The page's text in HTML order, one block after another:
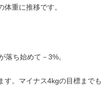
重に推移です。
落ち始めて－3%。
す。マイナス4kgの目標までも